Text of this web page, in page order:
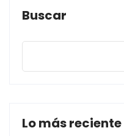
Buscar
Lo más reciente